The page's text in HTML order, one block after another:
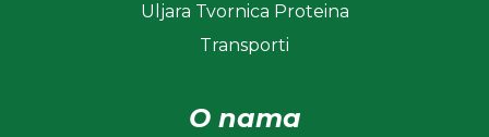
Uljara Tvornica Proteina
Transporti
O nama